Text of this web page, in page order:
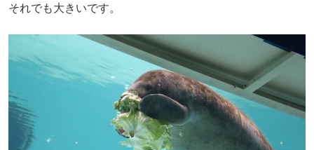
それでも大きいです。